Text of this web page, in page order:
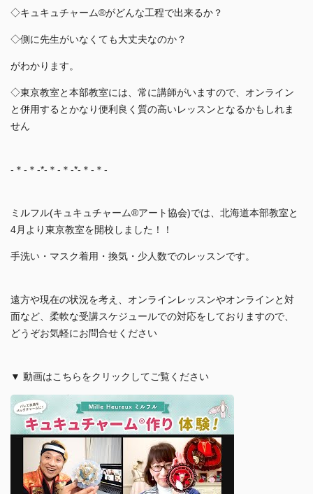
◇キュキュチャーム®︎がどんな工程で出来るか？
◇側に先生がいなくても大丈夫なのか？
がわかります。
◇東京教室と本部教室には、常に講師がいますので、オンライン
と併用するとかなり便利良く質の高いレッスンとなるかもしれま
せん
-＊-＊-*-＊-＊-*-＊-＊-
ミルフル(キュキュチャーム®︎アート協会)では、北海道本部教室と
4月より東京教室を開校しました！！
手洗い・マスク着用・換気・少人数でのレッスンです。
遠方や現在の状況を考え、オンラインレッスンやオンラインと対
面など、柔軟な受講スケジュールでの対応をしておりますので、
どうぞお気軽にお問合せください
▼ 動画はこちらをクリックしてご覧ください